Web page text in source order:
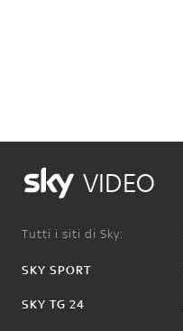
VIDEO
Tutti i siti di Sky:
SKY SPORT
SKY TG 24